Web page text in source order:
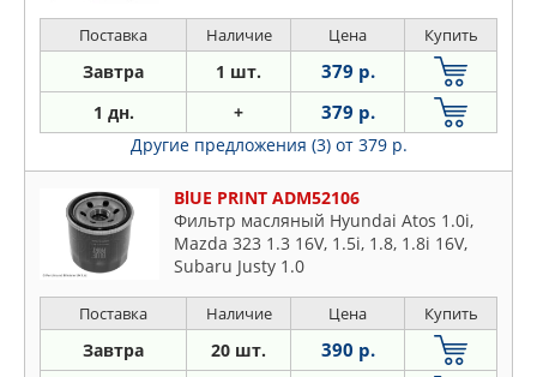
Поставка Наличие Цена Купить
Завтра 1 шт. 379 р.
1 дн. + 379 р.
Другие предложения (3) от 379 р.
BlUE PRINT ADM52106
Фильтр масляный Hyundai Atos 1.0i,
Mazda 323 1.3 16V, 1.5i, 1.8, 1.8i 16V,
Subaru Justy 1.0
Поставка Наличие Цена Купить
Завтра 20 шт. 390 р.